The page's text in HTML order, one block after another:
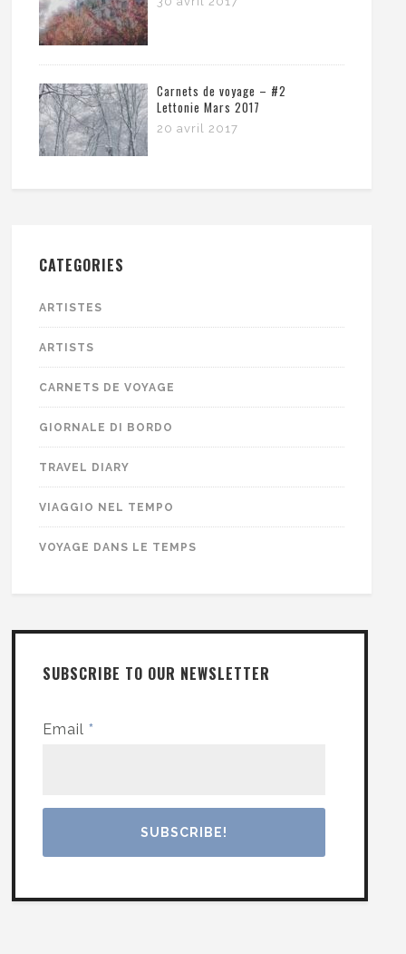
Carnets de voyage – #2
Lettonie Mars 2017
20 avril 2017
CATEGORIES
ARTISTES
ARTISTS
CARNETS DE VOYAGE
GIORNALE DI BORDO
TRAVEL DIARY
VIAGGIO NEL TEMPO
VOYAGE DANS LE TEMPS
SUBSCRIBE TO OUR NEWSLETTER
Email*